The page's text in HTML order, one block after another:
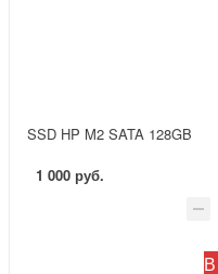
SSD HP M2 SATA 128GB
1 000 руб.